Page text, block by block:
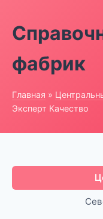
фабрик
Главная »
Эксперт Качество